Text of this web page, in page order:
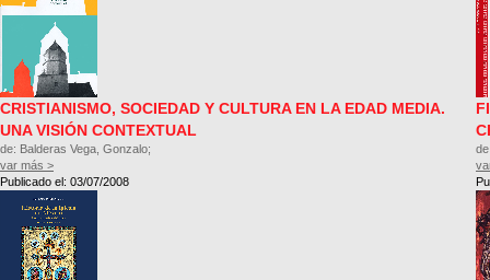
CRISTIANISMO, SOCIEDAD Y CULTURA EN LA EDAD MEDIA.
UNA VISIÓN CONTEXTUAL
de: Balderas Vega, Gonzalo;
var más >
Publicado el: 03/07/2008